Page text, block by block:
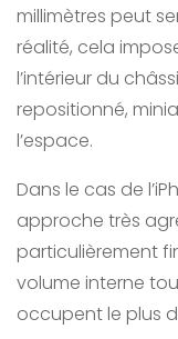
millimètres peut
réalité, cela
l’intérieur du
repositionné,
l’espace.
Dans le cas de
approche très
particulièrement
volume interne
occupent le plus